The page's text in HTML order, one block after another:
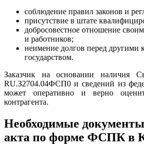
соблюдение правил законов и
присутствие в штате
добросовестное отношение
и работников;
неимение долгов перед другими
государством.
Заказчик на основании наличия
RU.З2704.04ФСП0 и сведений из
может оперативно и верно
контрагента.
Необходимые
акта по форме ФСПК в